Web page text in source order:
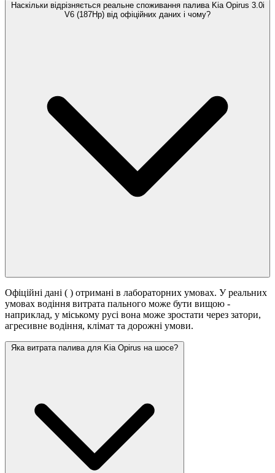
Наскільки відрізняється реальне споживання палива Kia Opirus 3.0i
V6 (187Hp) від офіційних даних і чому?
Офіційні дані ( ) отримані в лабораторних умовах. У реальних
умовах водіння витрата пального може бути вищою -
наприклад, у міському русі вона може зростати через затори,
агресивне водіння, клімат та дорожні умови.
Яка витрата палива для Kia Opirus на шосе?